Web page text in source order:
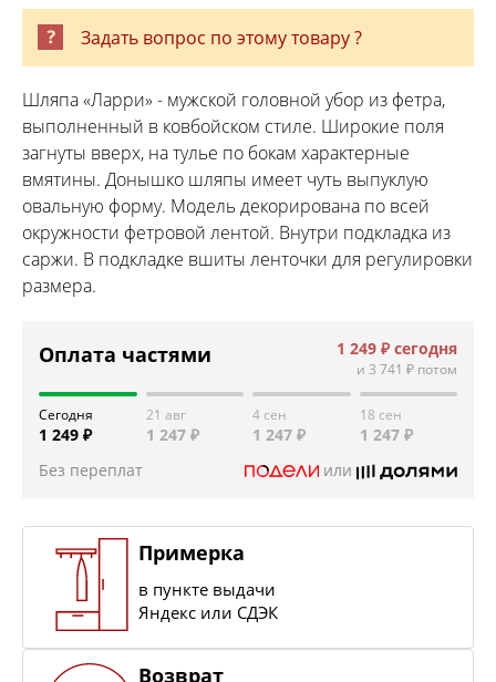
Задать вопрос по этому товару ?
Шляпа «Ларри» - мужской головной убор из фетра,
выполненный в ковбойском стиле. Широкие поля
загнуты вверх, на тулье по бокам характерные
вмятины. Донышко шляпы имеет чуть выпуклую
овальную форму. Модель декорирована по всей
окружности фетровой лентой. Внутри подкладка из
саржи. В подкладке вшиты ленточки для регулировки
размера.
Оплата частями 1 249 ₽ сегодня
и 3 741 ₽ потом
Сегодня
1 249 ₽
21 авг
1 247 ₽
4 сен
1 247 ₽
18 сен
1 247 ₽
Без переплат
или
Примерка
в пункте выдачи
Яндекс или СДЭК
Возврат